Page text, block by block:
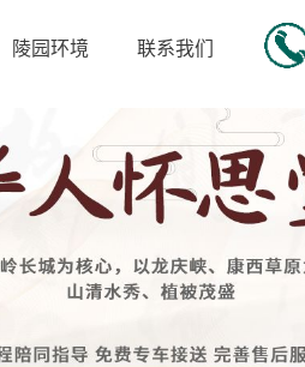
陵园环境 联系我们